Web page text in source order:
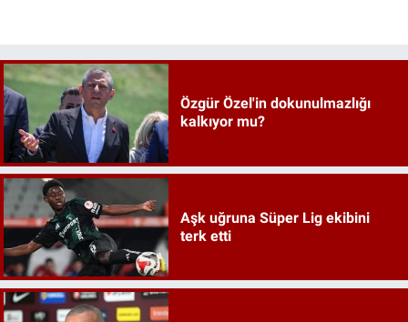
Özgür Özel'in dokunulmazlığı
kalkıyor mu?
Aşk uğruna Süper Lig ekibini
terk etti